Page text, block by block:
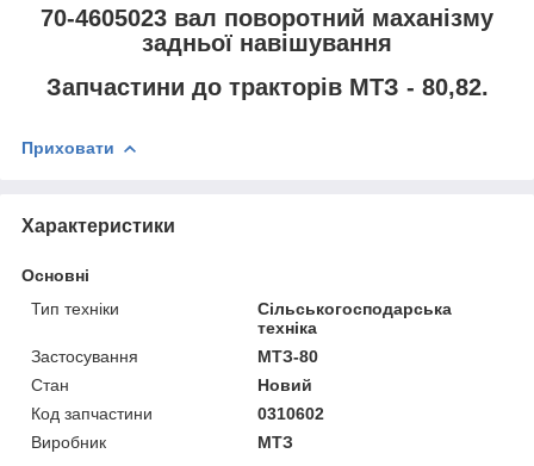
70-4605023 вал поворотний маханізму
задньої навішування
Запчастини до тракторів МТЗ - 80,82.
Приховати
Характеристики
Основні
Тип техніки
Сільськогосподарська
техніка
Застосування
МТЗ-80
Стан
Новий
Код запчастини
0310602
Виробник
МТЗ